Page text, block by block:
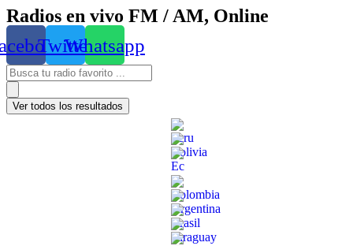
Radios en vivo FM / AM, Online
TwitterWhatsapp
Ver todos los resultados